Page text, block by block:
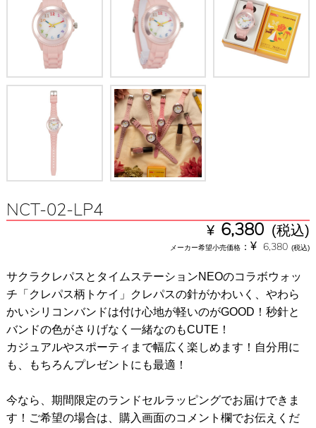
NCT-02-LP4
¥ 6,380 (税込)
メーカー希望小売価格 ：¥ 6,380 (税込)
サクラクレパスとタイムステーションNEOのコラボウォッ
チ「クレパス柄トケイ」クレパスの針がかわいく、やわら
かいシリコンバンドは付け心地が軽いのがGOOD！秒針と
バンドの色がさりげなく一緒なのもCUTE！
カジュアルやスポーティまで幅広く楽しめます！自分用に
も、もちろんプレゼントにも最適！
今なら、期間限定のランドセルラッピングでお届けできま
す！ご希望の場合は、購入画面のコメント欄でお伝えくだ